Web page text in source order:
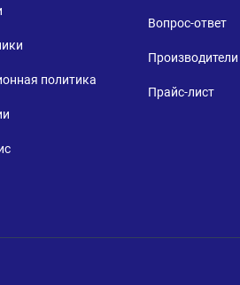
политика
Вопрос-ответ
Производители
Прайс-лист